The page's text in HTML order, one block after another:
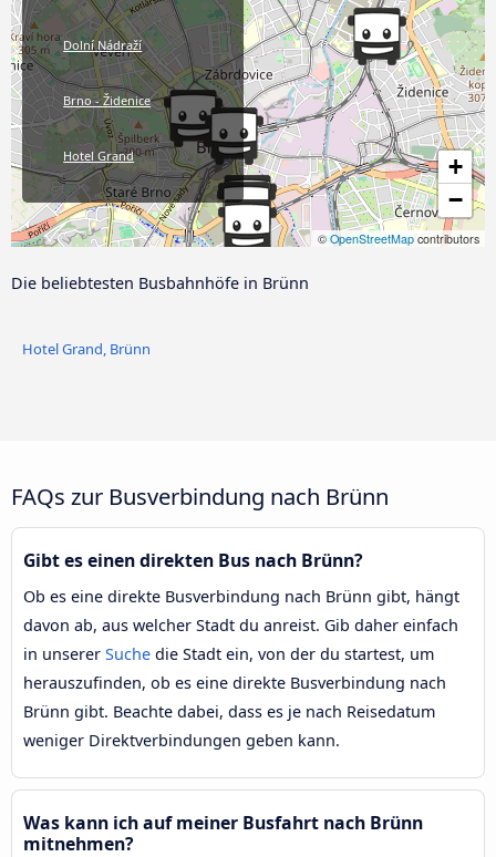
+
−
© OpenStreetMap contributors
Dolní Nádraží
Brno - Židenice
Hotel Grand
Královo Pole HBF
Die beliebtesten Busbahnhöfe in Brünn
Hotel Grand, Brünn
FAQs zur Busverbindung nach Brünn
Gibt es einen direkten Bus nach Brünn?
Ob es eine direkte Busverbindung nach Brünn gibt, hängt
davon ab, aus welcher Stadt du anreist. Gib daher einfach
in unserer Suche die Stadt ein, von der du startest, um
herauszufinden, ob es eine direkte Busverbindung nach
Brünn gibt. Beachte dabei, dass es je nach Reisedatum
weniger Direktverbindungen geben kann.
Was kann ich auf meiner Busfahrt nach Brünn
mitnehmen?